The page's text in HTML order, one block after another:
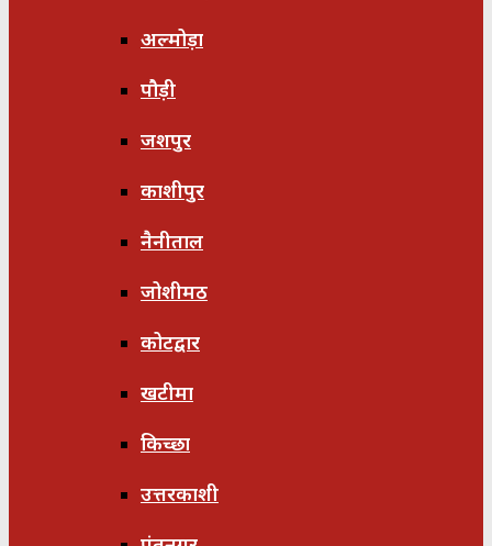
अल्मोड़ा
पौड़ी
जशपुर
काशीपुर
नैनीताल
जोशीमठ
कोटद्वार
खटीमा
किच्छा
उत्तरकाशी